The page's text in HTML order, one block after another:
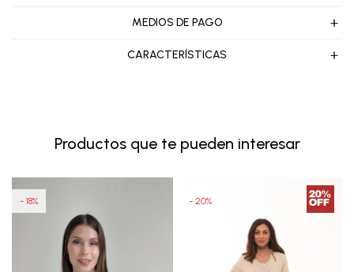
MEDIOS DE PAGO
CARACTERÍSTICAS
Productos que te pueden interesar
18 20